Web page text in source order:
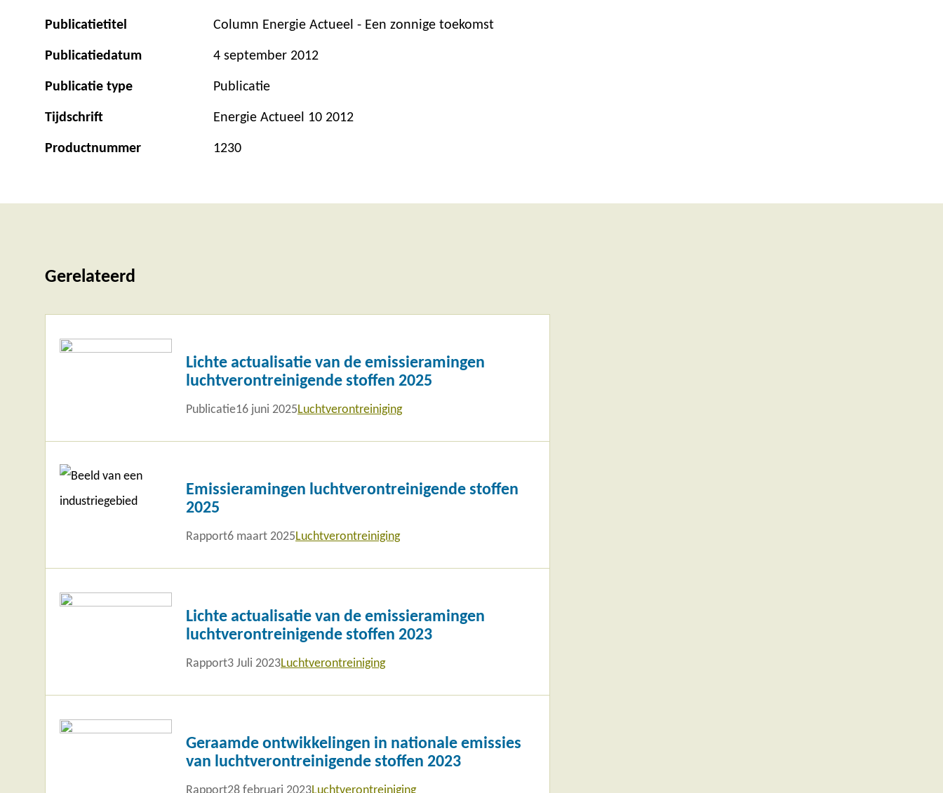
Publicatietitel Column Energie Actueel - Een zonnige toekomst
Publicatiedatum 4 september 2012
Publicatie type Publicatie
Tijdschrift Energie Actueel 10 2012
Productnummer 1230
Gerelateerd
Lichte actualisatie van de emissieramingen
luchtverontreinigende stoffen 2025
Publicatie16 juni 2025Luchtverontreiniging
meer
Emissieramingen luchtverontreinigende stoffen
2025
Rapport6 maart 2025Luchtverontreiniging
meer
Lichte actualisatie van de emissieramingen
luchtverontreinigende stoffen 2023
Rapport3 Juli 2023Luchtverontreiniging
meer
Geraamde ontwikkelingen in nationale emissies
van luchtverontreinigende stoffen 2023
meer